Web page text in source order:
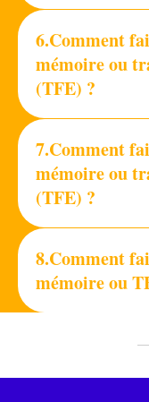
6.Comment
mémoire ou
(TFE) ?
7.Comment
mémoire ou
(TFE) ?
8.Comment
mémoire ou